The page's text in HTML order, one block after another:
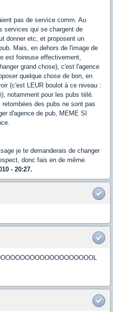
pas de service comm. Au
services qui se chargent de
donner etc, et proposent un
Mais, en dehors de l'image de
est foireuse effectivement,
grand chose), c'est l'agence
quelque chose de bon, en
(c'est LEUR boulot à ce niveau :
notamment pour les pubs télé.
des pubs ne sont pas
d'agence de pub, MEME SI
je te demanderais de changer
donc fais en de même.
- 20:27.